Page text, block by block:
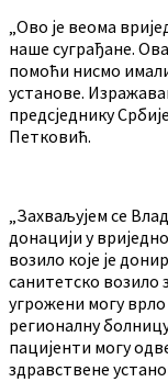
„Ово је веома
наше суграђане.
помоћи нисмо
установе.
предсједнику
Петковић.
„Захваљујем се
донацији у
возило које је
санитетско возило
угрожени могу
регионалну
пацијенти могу
здравствене